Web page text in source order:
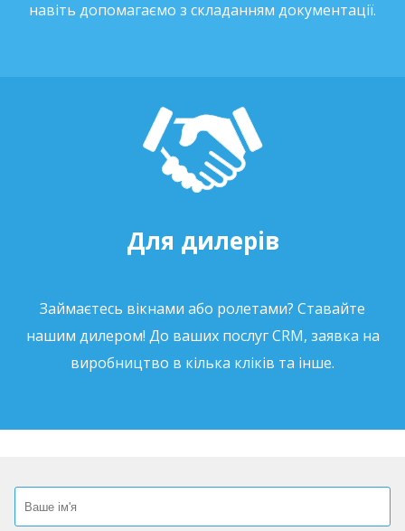
навіть допомагаємо з складанням документації.
Для дилерів
Займаєтесь вікнами або ролетами? Ставайте
нашим дилером! До ваших послуг CRM, заявка на
виробництво в кілька кліків та інше.